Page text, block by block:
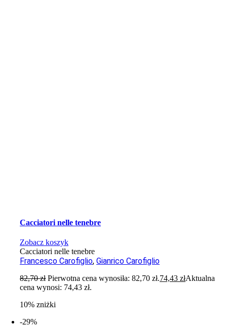
Cacciatori nelle tenebre
Zobacz koszyk
Cacciatori nelle tenebre
Francesco Carofiglio,Gianrico Carofiglio
82,70zł Pierwotna cena wynosiła: 82,70 zł.74,43złAktualna
cena wynosi: 74,43 zł.
10% zniżki
-29%